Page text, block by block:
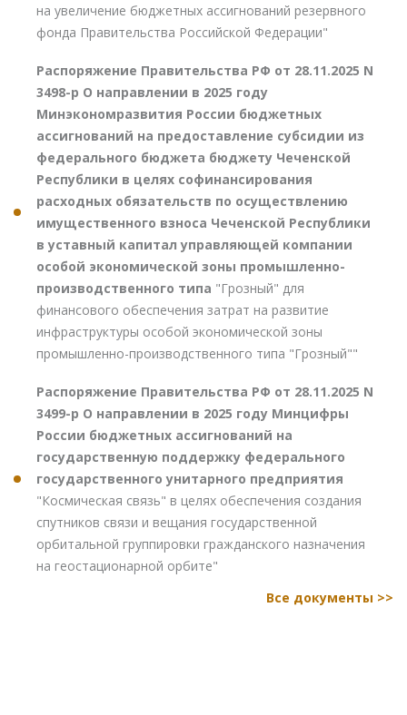
на увеличение бюджетных ассигнований резервного
фонда Правительства Российской Федерации"
Распоряжение Правительства РФ от 28.11.2025 N
3498-р О направлении в 2025 году
Минэкономразвития России бюджетных
ассигнований на предоставление субсидии из
федерального бюджета бюджету Чеченской
Республики в целях софинансирования
расходных обязательств по осуществлению
имущественного взноса Чеченской Республики
в уставный капитал управляющей компании
особой экономической зоны промышленно-
производственного типа "Грозный" для
финансового обеспечения затрат на развитие
инфраструктуры особой экономической зоны
промышленно-производственного типа "Грозный""
Распоряжение Правительства РФ от 28.11.2025 N
3499-р О направлении в 2025 году Минцифры
России бюджетных ассигнований на
государственную поддержку федерального
государственного унитарного предприятия
"Космическая связь" в целях обеспечения создания
спутников связи и вещания государственной
орбитальной группировки гражданского назначения
на геостационарной орбите"
Все документы >>